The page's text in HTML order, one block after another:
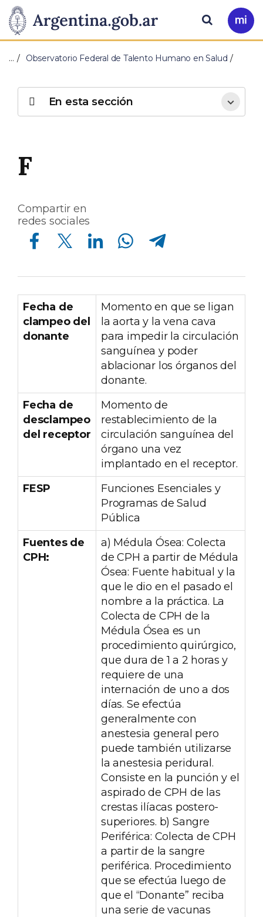
Presidencia
de
Nación
Pasar al contenido principal
Ir
a
Buscar
… Observatorio Federal de Talento Humano en Salud
F
Compartir en
redes sociales
Compartir en Facebook Compartir en Twitter Compartir en Linkedin Compartir en Whatsapp Compartir en Telegram
Fecha de
clampeo del
donante
Momento en que se ligan
la aorta y la vena cava
para impedir la circulación
sanguínea y poder
ablacionar los órganos del
donante.
Fecha de
desclampeo
del receptor
Momento de
restablecimiento de la
circulación sanguínea del
órgano una vez
implantado en el receptor.
FESP
Funciones Esenciales y
Programas de Salud
Pública
Fuentes de
CPH:
a) Médula Ósea: Colecta
de CPH a partir de Médula
Ósea: Fuente habitual y la
que le dio en el pasado el
nombre a la práctica. La
Colecta de CPH de la
Médula Ósea es un
procedimiento quirúrgico,
que dura de 1 a 2 horas y
requiere de una
internación de uno a dos
días. Se efectúa
generalmente con
anestesia general pero
puede también utilizarse
la anestesia peridural.
Consiste en la punción y el
aspirado de CPH de las
crestas ilíacas postero-
superiores. b) Sangre
Periférica: Colecta de CPH
a partir de la sangre
periférica. Procedimiento
que se efectúa luego de
que el “Donante” reciba
una serie de vacunas
En esta sección